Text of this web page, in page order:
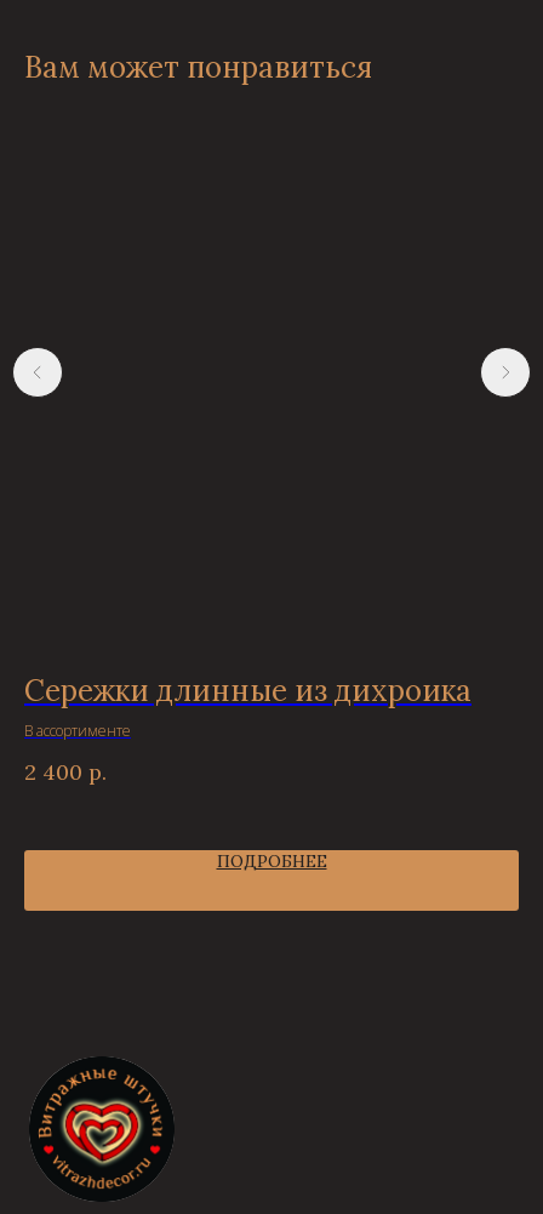
Вам может понравиться
Сережки длинные из дихроика
В ассортименте
2 400 р.
ПОДРОБНЕЕ